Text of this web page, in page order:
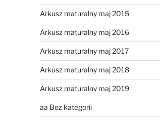
Arkusz maturalny maj 2015
Arkusz maturalny maj 2016
Arkusz maturalny maj 2017
Arkusz maturalny maj 2018
Arkusz maturalny maj 2019
aa Bez kategorii